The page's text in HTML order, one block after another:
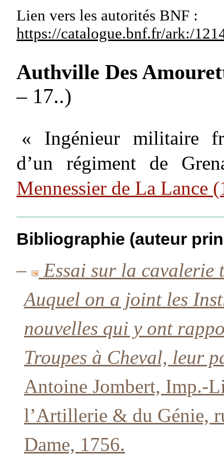
Lien vers les autorités BNF :
https://catalogue.bnf.fr/ark:/
Authville Des
– 17..)
« Ingénieur militaire
d’un régiment de
Mennessier de La Lance
Bibliographie (auteur
–
Essai sur la cavalerie
Auquel on a joint les
nouvelles qui y ont
Troupes à Cheval, leur
Antoine Jombert, Imp.-
l’Artillerie & du Génie,
Dame, 1756.